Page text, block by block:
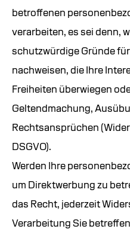
betroffenen
verarbeiten, es sei denn,
schutzwürdige Gründe
nachweisen, die Ihre
Freiheiten überwiegen
Geltendmachung,
Rechtsansprüchen
DSGVO).
Werden Ihre
um Direktwerbung zu
das Recht, jederzeit
Verarbeitung Sie